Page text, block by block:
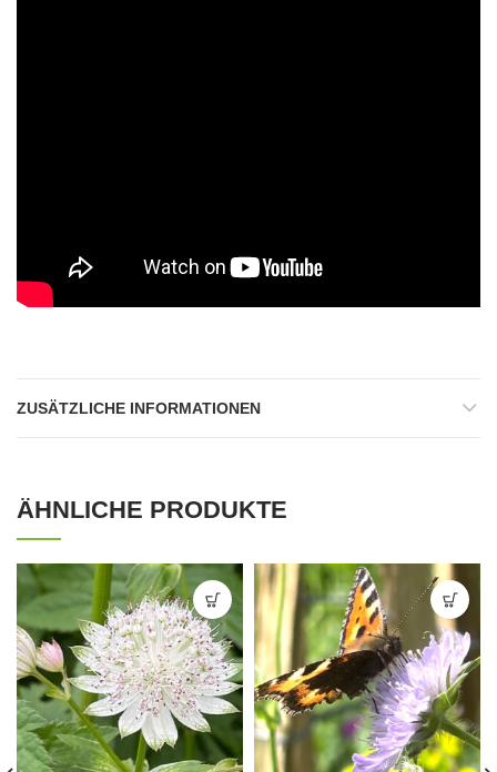
ZUSÄTZLICHE INFORMATIONEN
ÄHNLICHE PRODUKTE